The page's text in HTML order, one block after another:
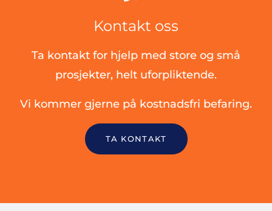
Kontakt oss
Ta kontakt for hjelp med store og små
prosjekter, helt uforpliktende.
Vi kommer gjerne på kostnadsfri befaring.
TA KONTAKT